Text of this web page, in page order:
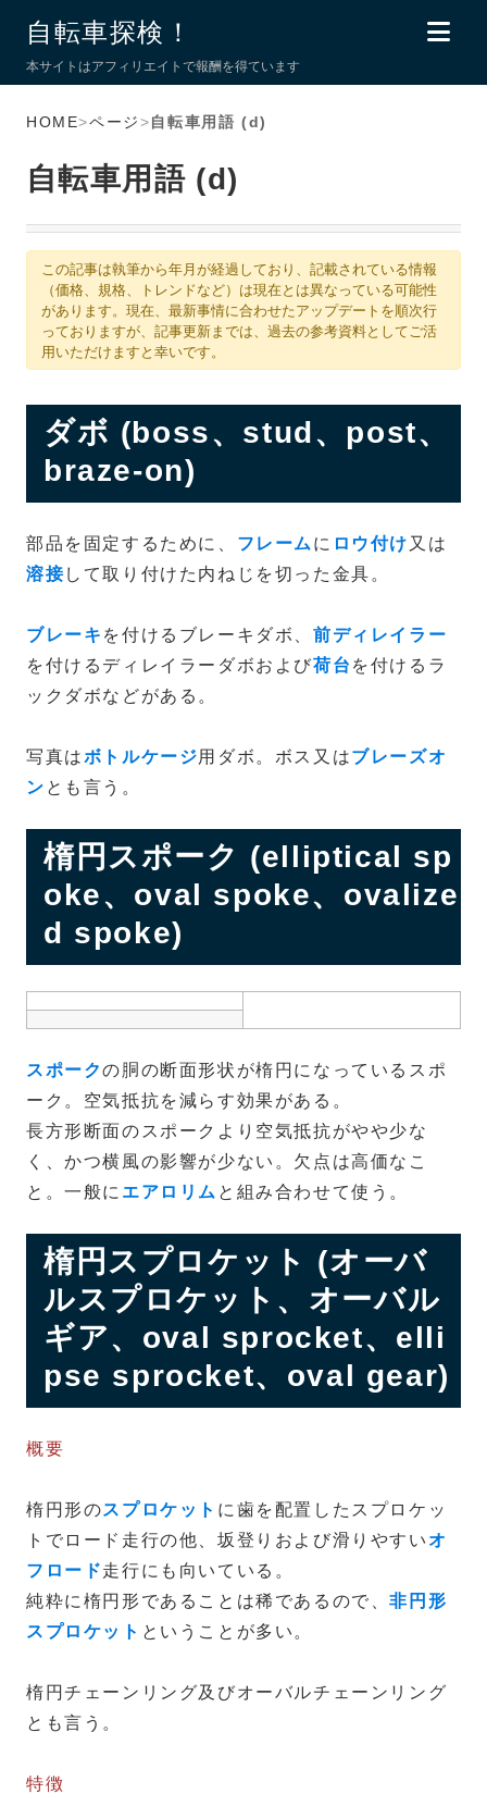
自転車探検！
本サイトはアフィリエイトで報酬を得ています
HOME>ページ>自転車用語 (d)
自転車用語 (d)
この記事は執筆から年月が経過しており、記載されている情報
（価格、規格、トレンドなど）は現在とは異なっている可能性
があります。現在、最新事情に合わせたアップデートを順次行
っておりますが、記事更新までは、過去の参考資料としてご活
用いただけますと幸いです。
ダボ (boss、stud、post、
braze-on)
部品を固定するために、 フレーム に ロウ付け 又は
溶接して取り付けた内ねじを切った金具。
ブレーキ を付けるブレーキダボ、前ディレイラー
を付けるディレイラーダボおよび荷台 を付けるラ
ックダボなどがある。
写真はボトルケージ用ダボ。ボス又はブレーズオ
ン とも言う。
楕円スポーク (elliptical sp
oke、oval spoke、ovalize
d spoke)
スポークの胴の断面形状が楕円になっているスポ
ーク。空気抵抗を減らす効果がある。
長方形断面のスポークより空気抵抗がやや少な
く、かつ横風の影響が少ない。欠点は高価なこ
と。一般に エアロリム と組み合わせて使う。
楕円スプロケット (オーバ
ルスプロケット、オーバル
ギア、oval sprocket、elli
pse sprocket、oval gear)
概要
楕円形のスプロケット に歯を配置したスプロケッ
トでロード走行の他、坂登りおよび滑りやすいオ
フロード走行にも向いている。
純粋に楕円形であることは稀であるので、非円形
スプロケット ということが多い。
楕円チェーンリング及びオーバルチェーンリング
とも言う。
特徴